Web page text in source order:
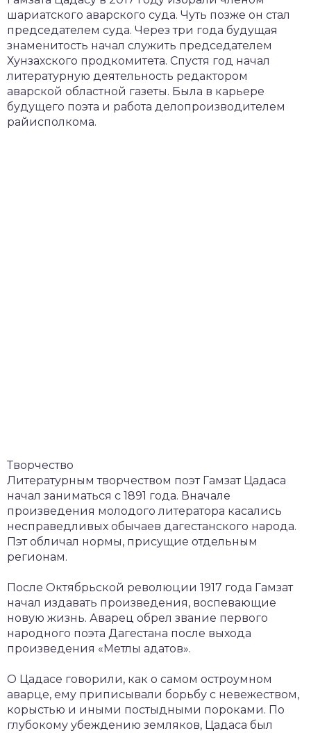
шариатского аварского суда. Чуть позже он стал
председателем суда. Через три года будущая
знаменитость начал служить председателем
Хунзахского продкомитета. Спустя год начал
литературную деятельность редактором
аварской областной газеты. Была в карьере
будущего поэта и работа делопроизводителем
райисполкома.
Творчество
Литературным творчеством поэт Гамзат Цадаса
начал заниматься с 1891 года. Вначале
произведения молодого литератора касались
несправедливых обычаев дагестанского народа.
Пэт обличал нормы, присущие отдельным
регионам.
После Октябрьской революции 1917 года Гамзат
начал издавать произведения, воспевающие
новую жизнь. Аварец обрел звание первого
народного поэта Дагестана после выхода
произведения «Метлы адатов».
О Цадасе говорили, как о самом остроумном
аварце, ему приписывали борьбу с невежеством,
корыстью и иными постыдными пороками. По
глубокому убеждению земляков, Цадаса был